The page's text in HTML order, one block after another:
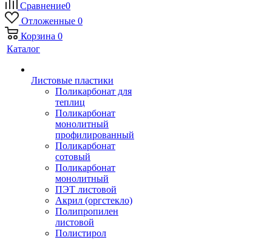
Сравнение0
Отложенные 0
Корзина 0
Каталог
Листовые пластики
Поликарбонат для
теплиц
Поликарбонат
монолитный
профилированный
Поликарбонат
сотовый
Поликарбонат
монолитный
ПЭТ листовой
Акрил (оргстекло)
Полипропилен
листовой
Полистирол